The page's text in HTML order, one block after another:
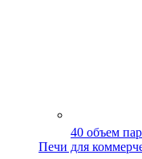
40 объем
Печи для